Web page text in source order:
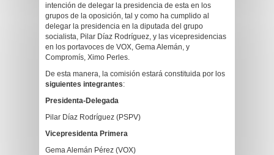
intención de delegar la presidencia de esta en los
grupos de la oposición, tal y como ha cumplido al
delegar la presidencia en la diputada del grupo
socialista, Pilar Díaz Rodríguez, y las vicepresidencias
en los portavoces de VOX, Gema Alemán, y
Compromís, Ximo Perles.
De esta manera, la comisión estará constituida por los
siguientes integrantes:
Presidenta-Delegada
Pilar Díaz Rodríguez (PSPV)
Vicepresidenta Primera
Gema Alemán Pérez (VOX)